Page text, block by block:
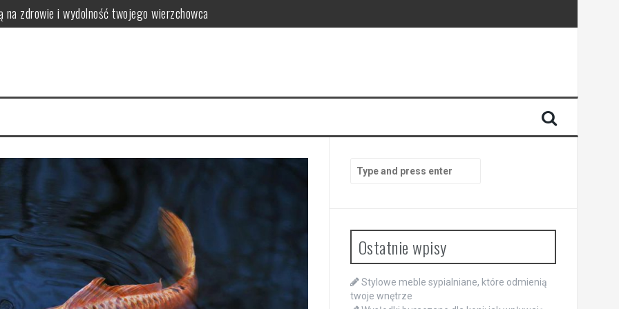
i opasów
twoje wnętrze
for:
Ostatnie wpisy
Stylowe meble sypialniane, które odmienią
twoje wnętrze